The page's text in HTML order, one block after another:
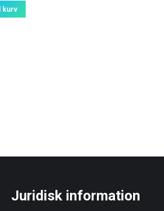
kurv
Juridisk information